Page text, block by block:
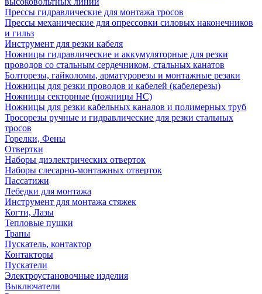
Прессы гидравлические для монтажа тросов
Прессы механические для опрессовки силовых наконечников
и гильз
Инструмент для резки кабеля
Ножницы гидравлические и аккумуляторные для резки
проводов со стальным сердечником, стальных канатов
Болторезы, гайколомы, арматурорезы и монтажные резаки
Ножницы для резки проводов и кабелей (кабелерезы)
Ножницы секторные (ножницы НС)
Ножницы для резки кабельных каналов и полимерных труб
Тросорезы ручные и гидравлические для резки стальных
тросов
Горелки, Фены
Отвертки
Наборы диэлектрических отверток
Наборы слесарно-монтажных отверток
Пассатижи
Лебедки для монтажа
Инструмент для монтажа стяжек
Когти, Лазы
Тепловые пушки
Трапы
Пускатель, контактор
Контакторы
Пускатели
Электроустановочные изделия
Выключатели